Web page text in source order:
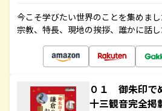
今こそ学びたい世界のことを集めまし
宗教、特長、現地の挨拶、誰かに話し
０１ 御朱印で
十三観音完全